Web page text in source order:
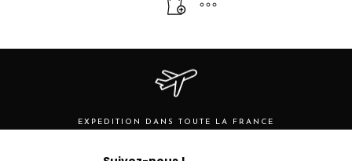
EXPEDITION DANS TOUTE LA FRANCE